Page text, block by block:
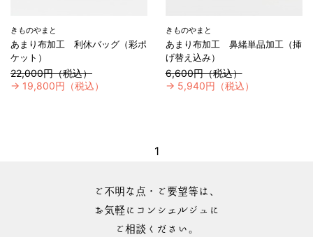
きものやまと
あまり布加工 利休バッグ（彩ポ
ケット）
22,000円（税込）
→ 19,800円（税込）
きものやまと
あまり布加工 鼻緒単品加工（挿
げ替え込み）
6,600円（税込）
→ 5,940円（税込）
1
ご不明な点・ご要望等は、
お気軽にコンシェルジュに
ご相談ください。